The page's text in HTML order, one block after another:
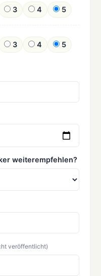
3 4 5
3 4 5
weiterempfehlen?
veröffentlicht)